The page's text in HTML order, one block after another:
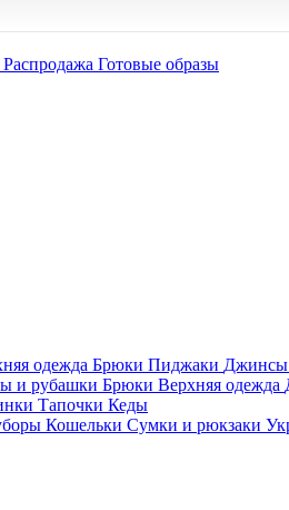
Распродажа Готовые образы
одежда Брюки Пиджаки Джинсы
и рубашки Брюки Верхняя одежда
Тапочки Кеды
Кошельки Сумки и рюкзаки